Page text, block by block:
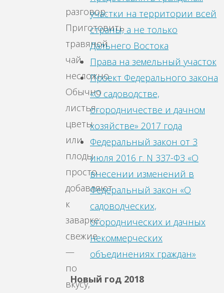
разговор.
Приготовить
травяной
чай
несложно.
Обычно
листья,
цветы
или
плоды
просто
добавляют
к
заварке:
свежие
—
по
вкусу,
участки на территории всей
страны, а не только
Дальнего Востока
Права на земельный участок
Проект Федерального закона
«О садоводстве,
огородничестве и дачном
хозяйстве» 2017 года
Федеральный закон от 3
июля 2016 г. N 337-ФЗ «О
внесении изменений в
Федеральный закон «О
садоводческих,
огороднических и дачных
некоммерческих
объединениях граждан»
Новый год 2018